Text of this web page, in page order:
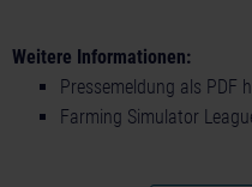
Weitere Informationen:
Pressemeldung als PDF
Farming Simulator